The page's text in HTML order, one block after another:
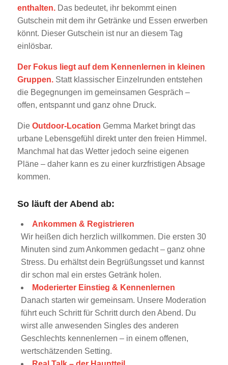
enthalten. Das bedeutet, ihr bekommt einen
Gutschein mit dem ihr Getränke und Essen erwerben
könnt. Dieser Gutschein ist nur an diesem Tag
einlösbar.
Der Fokus liegt auf dem Kennenlernen in kleinen
Gruppen.Statt klassischer Einzelrunden entstehen
die Begegnungen im gemeinsamen Gespräch –
offen, entspannt und ganz ohne Druck.
Die Outdoor-Location Gemma Market bringt das
urbane Lebensgefühl direkt unter den freien Himmel.
Manchmal hat das Wetter jedoch seine eigenen
Pläne – daher kann es zu einer kurzfristigen Absage
kommen.
So läuft der Abend ab:
Ankommen & Registrieren
Wir heißen dich herzlich willkommen. Die ersten 30
Minuten sind zum Ankommen gedacht – ganz ohne
Stress. Du erhältst dein Begrüßungsset und kannst
dir schon mal ein erstes Getränk holen.
Moderierter Einstieg & Kennenlernen
Danach starten wir gemeinsam. Unsere Moderation
führt euch Schritt für Schritt durch den Abend. Du
wirst alle anwesenden Singles des anderen
Geschlechts kennenlernen – in einem offenen,
wertschätzenden Setting.